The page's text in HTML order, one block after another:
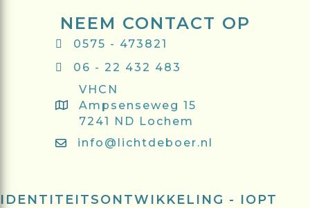
NEEM CONTACT OP
0575 - 473821
06 - 22 432 483
VHCN
Ampsenseweg 15
7241 ND Lochem
info@lichtdeboer.nl
IDENTITEITSONTWIKKELING - IOPT